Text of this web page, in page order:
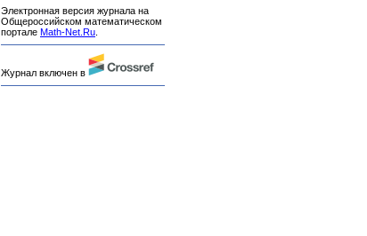
Электронная версия журнала на
Общероссийском математическом
портале Math-Net.Ru
Журнал включен в